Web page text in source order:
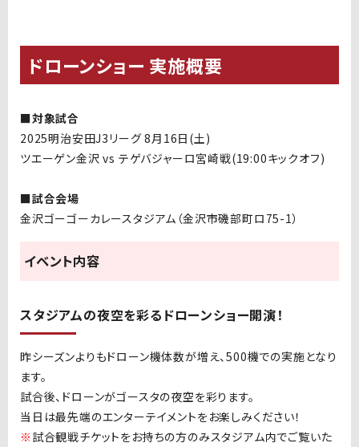
ドローンショー 実施概要
■対象試合
2025明治安田J3リーグ 8月16日(土)
ツエーゲン金沢 vs テゲバジャーロ宮崎戦(19:00キックオフ)
■試合会場
金沢ゴーゴーカレースタジアム（金沢市磯部町ロ75-1）
イベント内容
スタジアムの夜空を彩るドローンショー開演！
昨シーズンよりもドローン機体数が増え、500機での実施となり
ます。
試合後、ドローンがゴースタの夜空を彩ります。
当日は最先端のエンターテイメントをお楽しみください！
※ 試合観戦チケットをお持ちの方のみスタジアム内でご覧いた